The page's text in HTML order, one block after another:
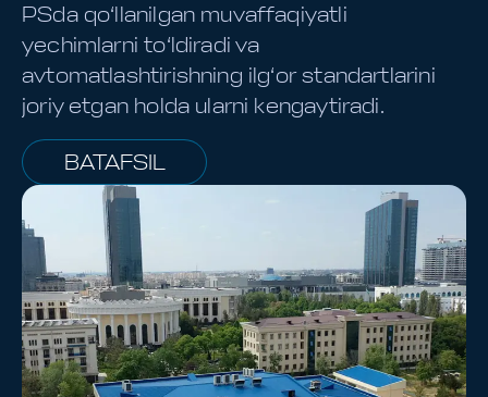
PSda qo‘llanilgan muvaffaqiyatli
yechimlarni to‘ldiradi va
avtomatlashtirishning ilg‘or standartlarini
joriy etgan holda ularni kengaytiradi.
BATAFSIL